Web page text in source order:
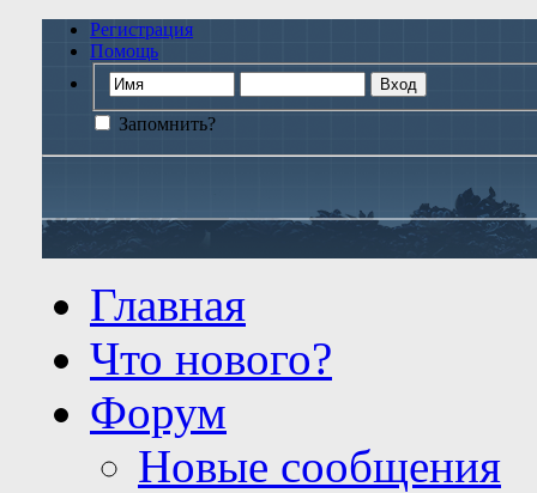
Регистрация
Помощь
Запомнить?
Главная
Что нового?
Форум
Новые сообщения